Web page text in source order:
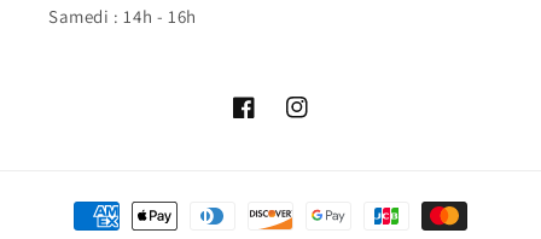
Samedi : 14h - 16h
FacebookInstagram
Moyens